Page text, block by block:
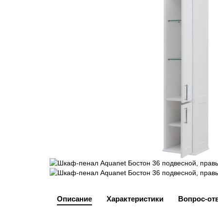
Описание Характеристики Вопрос-